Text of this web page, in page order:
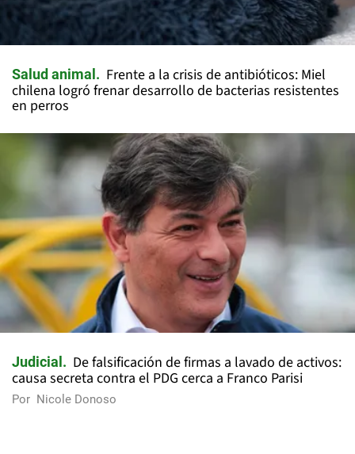
Salud animal
Frente a la crisis de antibióticos: Miel
chilena logró frenar desarrollo de bacterias resistentes
en perros
Judicial
De falsificación de firmas a lavado de activos:
causa secreta contra el PDG cerca a Franco Parisi
Por Nicole Donoso